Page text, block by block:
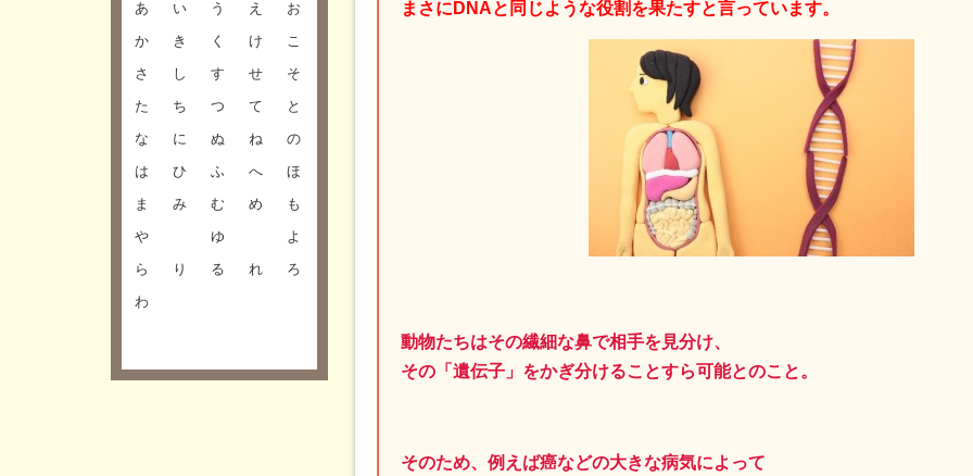
あ い う え
お
か
き く け
こ
さ
し す せ
そ
た
ち つ て
と
な
に ぬ ね
の
は
ひ ふ へ
ほ
ま
み む め
も
や
ゆ
よ
ら
り る れ
ろ
わ
まさにDNAと同じような役割を果たすと言っています。
動物たちはその繊細な鼻で相手を見分け、
その「遺伝子」をかぎ分けることすら可能とのこと。
そのため、例えば癌などの大きな病気によって